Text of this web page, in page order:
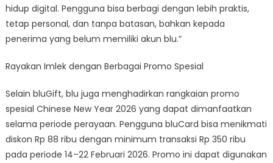
hidup digital. Pengguna bisa berbagi dengan lebih praktis,
tetap personal, dan tanpa batasan, bahkan kepada
penerima yang belum memiliki akun blu.”
Rayakan Imlek dengan Berbagai Promo Spesial
Selain bluGift, blu juga menghadirkan rangkaian promo
spesial Chinese New Year 2026 yang dapat dimanfaatkan
selama periode perayaan. Pengguna bluCard bisa menikmati
diskon Rp 88 ribu dengan minimum transaksi Rp 350 ribu
pada periode 14–22 Februari 2026. Promo ini dapat digunakan